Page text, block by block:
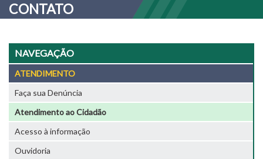
CONTATO
NAVEGAÇÃO
ATENDIMENTO
Faça sua Denúncia
Atendimento ao Cidadão
Acesso à informação
Ouvidoria